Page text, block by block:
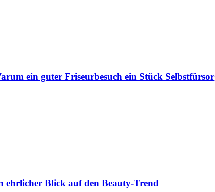
ein guter Friseurbesuch ein Stück
ehrlicher Blick auf den Beauty-Trend